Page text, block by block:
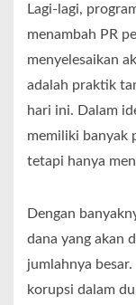
Lagi-lagi,
menambah PR
menyelesaikan
adalah praktik
hari ini. Dalam
memiliki banyak
tetapi hanya
Dengan
dana yang akan
jumlahnya
korupsi dalam